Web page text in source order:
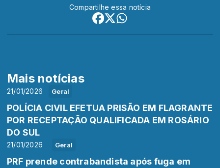
Compartilhe essa notícia
Mais notícias
Geral
21/01/2026
POLÍCIA CIVIL EFETUA PRISÃO EM FLAGRANTE
POR RECEPTAÇÃO QUALIFICADA EM ROSÁRIO
DO SUL
Geral
21/01/2026
PRF prende contrabandista após fuga em